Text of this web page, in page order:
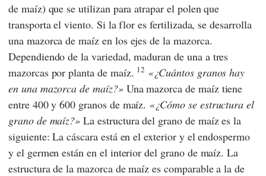
de maíz) que se utilizan para atrapar el polen que
transporta el viento. Si la flor es fertilizada, se desarrolla
una mazorca de maíz en los ejes de la mazorca.
Dependiendo de la variedad, maduran de una a tres
mazorcas por planta de maíz. 12
¿Cuántos granos hay
en una mazorca de maíz? Una mazorca de maíz tiene
entre 400 y 600 granos de maíz.
¿Cómo se estructura el
grano de maíz? La estructura del grano de maíz es la
siguiente: La cáscara está en el exterior y el endospermo
y el germen están en el interior del grano de maíz. La
estructura de la mazorca de maíz es comparable a la de